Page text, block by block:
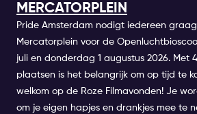
MERCATORPLEIN
Pride Amsterdam nodigt iedereen
Mercatorplein voor de
juli en donderdag 1 augustus 2026. Met
plaatsen is het belangrijk om op tijd te
welkom op de Roze Filmavonden! Je
om je eigen hapjes en drankjes mee te